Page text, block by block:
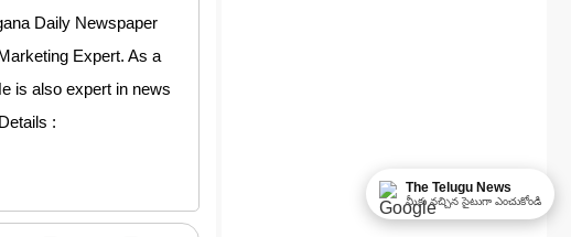
Daily Newspaper
Expert. As a
is also expert in news
:
The Telugu News
మీకు నచ్చిన సైటుగా ఎంచుకోండి